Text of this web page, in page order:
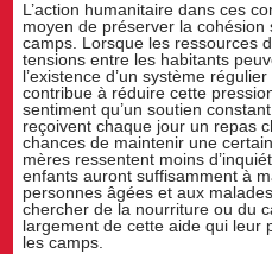
L’action humanitaire dans ces
moyen de préserver la cohésion
camps. Lorsque les ressources
tensions entre les habitants
l’existence d’un système
contribue à réduire cette
sentiment qu’un soutien
reçoivent chaque jour un repas
chances de maintenir une
mères ressentent moins
enfants auront suffisamment à
personnes âgées et aux
chercher de la nourriture ou du
largement de cette aide qui leur
les camps.